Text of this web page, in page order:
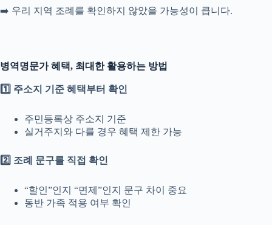
➡️ 우리 지역 조례를 확인하지 않았을 가능성이 큽니다.
병역명문가 혜택, 최대한 활용하는 방법
1️⃣ 주소지 기준 혜택부터 확인
주민등록상 주소지 기준
실거주지와 다를 경우 혜택 제한 가능
2️⃣ 조례 문구를 직접 확인
“할인”인지 “면제”인지 문구 차이 중요
동반 가족 적용 여부 확인